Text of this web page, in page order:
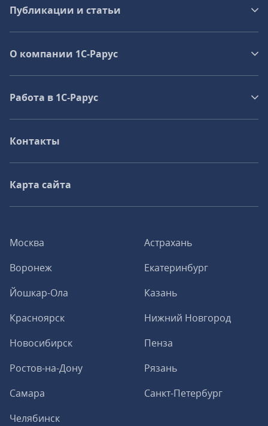
Москва
Астрахань
Воронеж
Екатеринбург
Йошкар-Ола
Казань
Красноярск
Нижний Новгород
Новосибирск
Пенза
Ростов-на-Дону
Рязань
Самара
Санкт-Петербург
Челябинск
Публикации и статьи
О компании 1C-Рарус
Работа в 1С‑Рарус
Контакты
Карта сайта